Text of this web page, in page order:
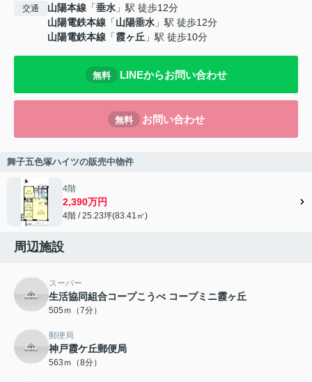
交通 山陽本線 「垂水 」駅 徒歩12分
山陽電鉄本線 「山陽垂水 」駅 徒歩12分
山陽電鉄本線 「霞ヶ丘 」駅 徒歩10分
無料 LINEからお問い合わせ
無料 お問い合わせ
舞子五色塚ハイツの販売中物件
4階
2,390万円
4階 / 25.23坪(83.41㎡)
周辺施設
スーパー
生活協同組合コープこうべ コープミニ霞ヶ丘
505ｍ（7分）
郵便局
神戸霞ケ丘郵便局
563ｍ（8分）